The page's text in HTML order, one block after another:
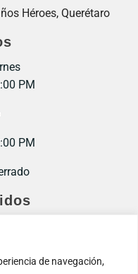
de navegación,
Héroes, Querétaro
PM
PM